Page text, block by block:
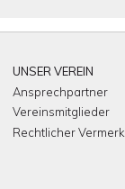
UNSER VEREIN
Ansprechpartner
Vereinsmitglieder
Rechtlicher Vermerk